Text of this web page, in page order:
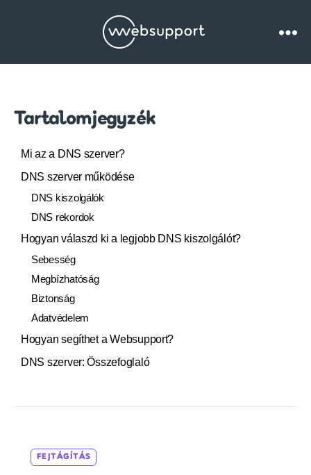
Websupport.hu
Tartalomjegyzék
Mi az a DNS szerver?
DNS szerver működése
DNS kiszolgálók
DNS rekordok
Hogyan válaszd ki a legjobb DNS kiszolgálót?
Sebesség
Megbízhatóság
Biztonság
Adatvédelem
Hogyan segíthet a Websupport?
DNS szerver: Összefoglaló
FEJTÁGÍTÁS